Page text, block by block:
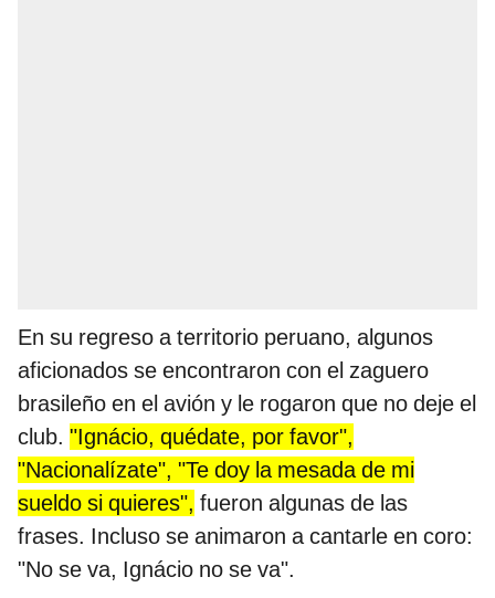
En su regreso a territorio peruano, algunos
aficionados se encontraron con el zaguero
brasileño en el avión y le rogaron que no deje el
club. "Ignácio, quédate, por favor",
"Nacionalízate", "Te doy la mesada de mi
sueldo si quieres", fueron algunas de las
frases. Incluso se animaron a cantarle en coro:
"No se va, Ignácio no se va".